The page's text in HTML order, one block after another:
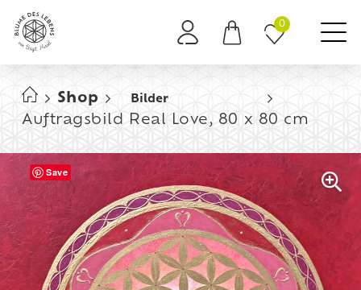
0
Shop Bilder
Auftragsbild Real Love, 80 x 80 cm
Save